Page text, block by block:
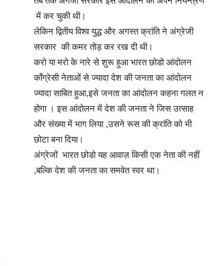
में कर चुकी थी।
लेकिन द्वितीय विश्व युद्ध और अगस्त क्रांति ने अंग्रेजी
सरकार की कमर तोड़ कर रख दी थी।
करो या मरो के नारे से शुरू हुआ भारत छोडो आंदोलन
काँग्रेसी नेताओं से ज्यादा देश की जनता का आंदोलन
ज्यादा साबित हुआ,इसे जनता का आंदोलन कहना गलत न
होगा । इस आंदोलन में देश की जनता ने जिस उत्साह
और संख्या में भाग लिया ,उसने रूस की क्रांति को भी
छोटा बना दिया।
अंग्रेजों भारत छोडो यह आवाज़ किसी एक नेता की नहीं
,बल्कि देश की जनता का समवेत स्वर था।